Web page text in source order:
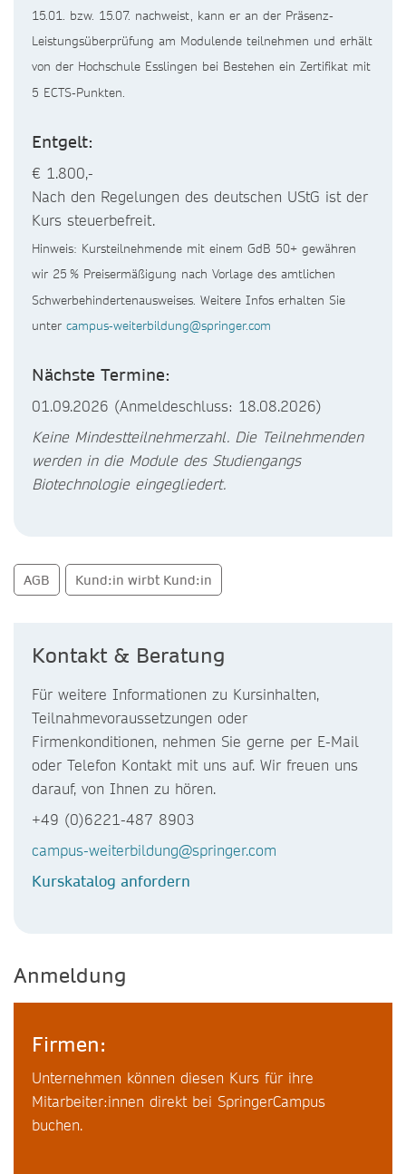
15.01. bzw. 15.07. nachweist, kann er an der Präsenz-
Leistungsüberprüfung am Modulende teilnehmen und erhält
von der Hochschule Esslingen bei Bestehen ein Zertifikat mit
5 ECTS-Punkten.
Entgelt:
€ 1.800,-
Nach den Regelungen des deutschen UStG ist der
Kurs steuerbefreit.
Hinweis: Kursteilnehmende mit einem GdB 50+ gewähren
wir 25 % Preisermäßigung nach Vorlage des amtlichen
Schwerbehindertenausweises. Weitere Infos erhalten Sie
unter campus-weiterbildung@springer.com
Nächste Termine:
01.09.2026 (Anmeldeschluss: 18.08.2026)
Keine Mindestteilnehmerzahl. Die Teilnehmenden
werden in die Module des Studiengangs
Biotechnologie eingegliedert.
AGB Kund:in wirbt Kund:in
Kontakt & Beratung
Für weitere Informationen zu Kursinhalten,
Teilnahmevoraussetzungen oder
Firmenkonditionen, nehmen Sie gerne per E-Mail
oder Telefon Kontakt mit uns auf. Wir freuen uns
darauf, von Ihnen zu hören.
+49 (0)6221-487 8903
campus-weiterbildung@springer.com
Kurskatalog anfordern
Anmeldung
Firmen:
Unternehmen können diesen Kurs für ihre
Mitarbeiter:innen direkt bei SpringerCampus
buchen.